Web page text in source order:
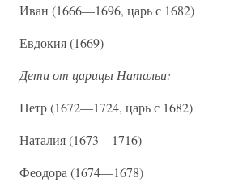
Иван (1666—1696, царь с 1682)
Евдокия (1669)
Дети от царицы Натальи:
Петр (1672—1724, царь с 1682)
Наталия (1673—1716)
Феодора (1674—1678)